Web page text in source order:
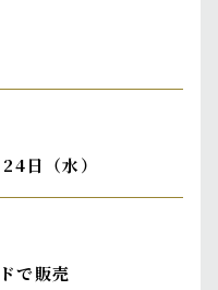
日（水）
で販売